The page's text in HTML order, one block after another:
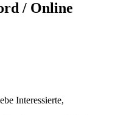
/ Online
Interessierte,